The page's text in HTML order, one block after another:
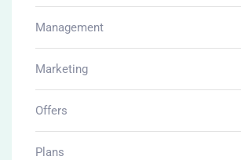
Management
Marketing
Offers
Plans